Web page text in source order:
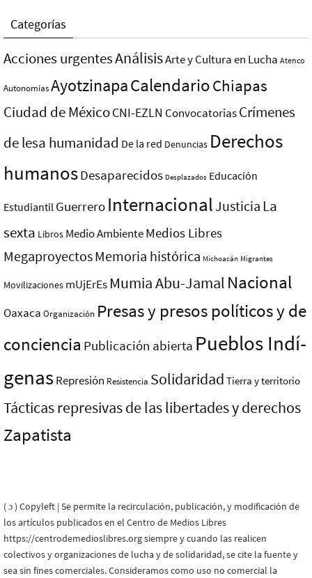
Categorías
Acciones urgentesAnálisisArte y Cultura en Lucha Atenco
AutonomíasAyotzinapaCalendarioChiapas
Ciudad de MéxicoCNI-EZLN ConvocatoriasCrímenes
de lesa humanidad De la red Denuncias Derechos
humanosDesaparecidos Desplazados Educación
Estudiantil Guerrero InternacionalJusticia La
sexta Libros Medio AmbienteMedios Libres
MegaproyectosMemoria histórica Michoacán Migrantes
Movilizaciones mUjErEs Mumia Abu-Jamal Nacional
Oaxaca Organización Presas y presos polí­ticos y de
conciencia Publicación abierta Pueblos Indí­
genasRepresión Resistencia Solidaridad Tierra y territorio
Tácticas represivas de las libertades y derechos
Zapatista
( ɔ ) Copyleft | Se permite la recirculación, publicación, y modificación de
los artículos publicados en el Centro de Medios Libres
https://centrodemedioslibres.org siempre y cuando las realicen
colectivos y organizaciones de lucha y de solidaridad, se cite la fuente y
sea sin fines comerciales. Consideramos como uso no comercial la